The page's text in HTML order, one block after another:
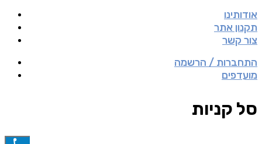
אודותינו
תקנון אתר
צור קשר
התחברות / הרשמה
מועדפים
סל קניות